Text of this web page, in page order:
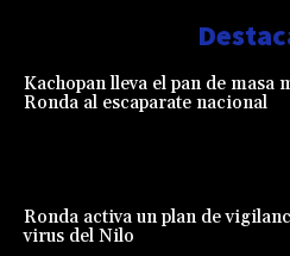
Kachopan lleva el pan de masa
Ronda al escaparate nacional
Ronda activa un plan de
virus del Nilo